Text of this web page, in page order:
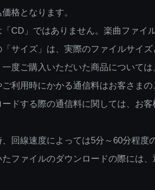
格となります。
「CD」ではありません。楽曲ファイ
「サイズ」は、実際のファイルサイズ
一度ご購入いただいた商品について
ご利用時にかかる通信料はお客さまの
ードする際の通信料に関しては、お
、回線速度によっては5分～60分程度
ファイルのダウンロードの際には